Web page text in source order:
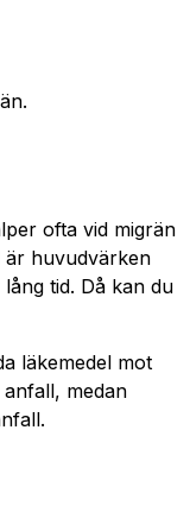
ofta vid migrän
är huvudvärken
tid. Då kan du
läkemedel mot
medan